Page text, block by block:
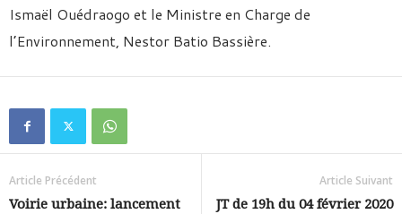
Ismaël Ouédraogo et le Ministre en Charge de
l’Environnement, Nestor Batio Bassière.
Article Précédent
Voirie urbaine: lancement
Article Suivant
JT de 19h du 04 février 2020